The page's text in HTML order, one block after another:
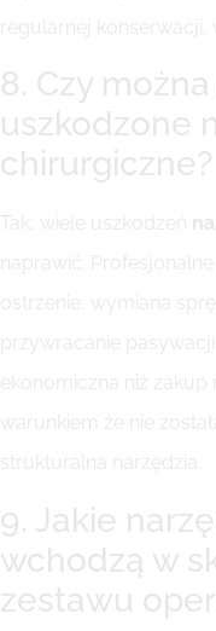
regularnej
8. Czy
uszkodzone
chirurgiczne?
Tak, wiele uszkodzeń
naprawić.
ostrzenie, wymiana
przywracanie
ekonomiczna niż
warunkiem że nie
strukturalna narzędzia.
9. Jakie
wchodzą w
zestawu